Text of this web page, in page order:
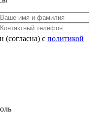
(согласна) с политикой